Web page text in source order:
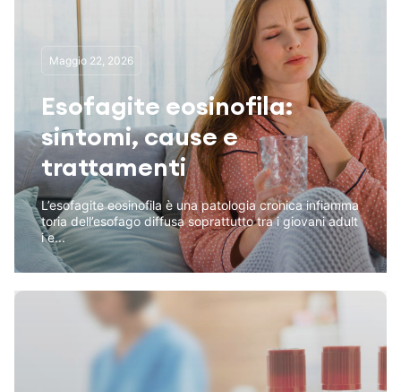
Maggio 22, 2026
Esofagite eosinofila:
sintomi, cause e
trattamenti
L’esofagite eosinofila è una patologia cronica infiamma
toria dell’esofago diffusa soprattutto tra i giovani adult
i e...